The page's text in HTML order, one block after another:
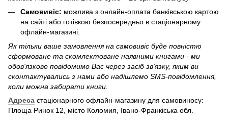
Самовивіс: можлива з онлайн-оплата банківською картою
на сайті або готівкою безпосередньо в стаціонарному
офлайн-магазині.
Як тільки ваше замовлення на самовивіс буде повністю
сформоване та скомлектоване наявними книгами - ми
обов'язково повідомимо Вас через засіб зв'язку, яким ви
сконтактувались з нами або надішлемо SMS-повідомлення,
коли можна забирати книги.
Адреса стаціонарного офлайн-магазину для самовиносу:
Площа Ринок 12, місто Коломия, Івано-Франкіська обл.